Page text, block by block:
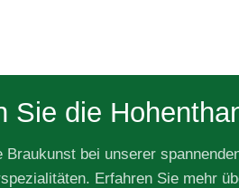
Sie die
Braukunst bei unserer
Erfahren Sie mehr